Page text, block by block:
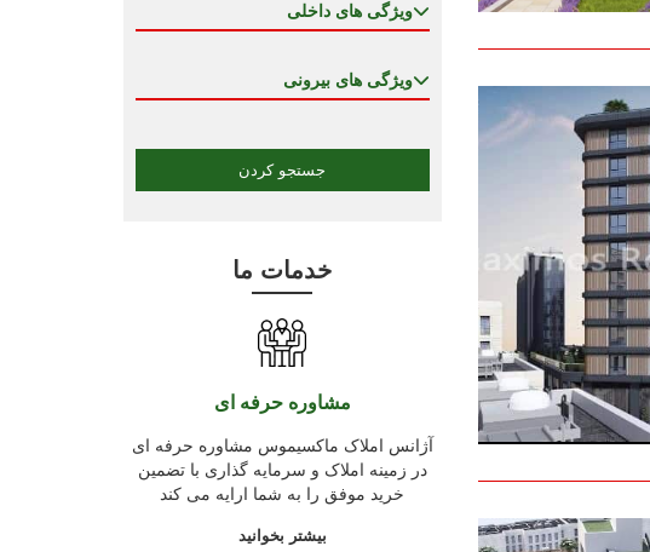
مسکونی ، اداری ، تجاری : یک
ملک خصوصی در هتل
ویژگی های داخلی
ویژگی های بیرونی
خدمات ما
مشاوره حرفه ای
آژانس املاک ماکسیموس مشاوره حرفه ای
در زمینه املاک و سرمایه گذاری با تضمین
خرید موفق را به شما ارایه می کند
بیشتر بخوانید